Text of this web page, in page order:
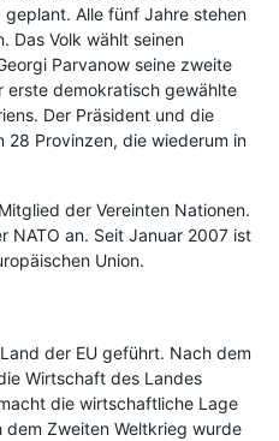
Alle fünf Jahre stehen
Das Volk wählt seinen
Parvanow seine zweite
erste demokratisch gewählte
Der Präsident und die
28 Provinzen, die wiederum in
der Vereinten Nationen.
NATO an. Seit Januar 2007 ist
Union.
der EU geführt. Nach dem
Wirtschaft des Landes
die wirtschaftliche Lage
Zweiten Weltkrieg wurde